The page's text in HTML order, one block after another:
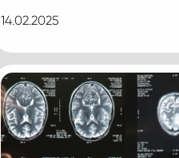
14.02.2025